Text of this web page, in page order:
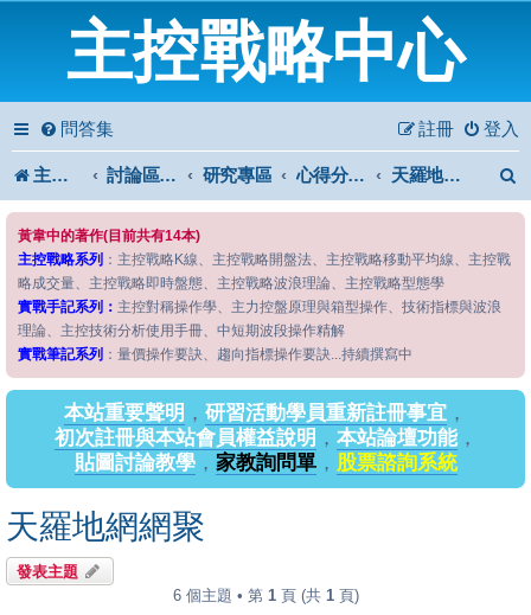
主控戰略中心
問答集 登入
註冊
主控戰略中心 討論區首頁 研究專區 心得分享專區 天羅地網網聚
黃韋中的著作(目前共有14本)
主控戰略系列 ：主控戰略K線、主控戰略開盤法、主控戰略移動平均線、主控戰
略成交量、主控戰略即時盤態、主控戰略波浪理論、主控戰略型態學
實戰手記系列： 主控對稱操作學、主力控盤原理與箱型操作、技術指標與波浪
理論、主控技術分析使用手冊、中短期波段操作精解
實戰筆記系列 ：量價操作要訣、趨向指標操作要訣...持續撰寫中
本站重要聲明 ， 研習活動學員重新註冊事宜 ，
初次註冊與本站會員權益說明 ， 本站論壇功能，
貼圖討論教學， 家教詢問單， 股票諮詢系統
天羅地網網聚
發表主題
6 個主題 • 第 1頁 (共 1頁)